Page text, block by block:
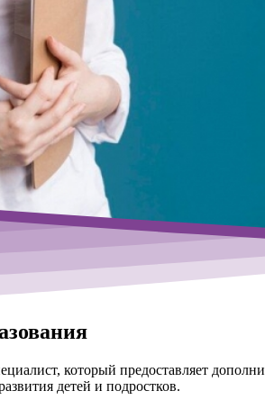
который предоставляет
детей и подростков.